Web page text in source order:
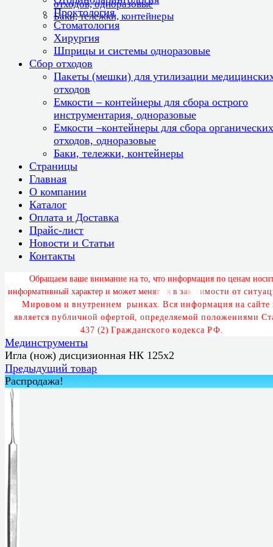
отходов, одноразовые
Баки, тележки, контейнеры
Проктология
Стоматология
Хирургия
Шприцы и системы одноразовые
Сбор отходов
Пакеты (мешки) для утилизации
отходов
Емкости – контейнеры для сбора острого
инструментария, одноразовые
Емкости –контейнеры для сбора органических
отходов, одноразовые
Баки, тележки, контейнеры
Страницы
Главная
О компании
Каталог
Оплата и Доставка
Прайс-лист
Новости и Статьи
Контакты
Обращаем ваше внимание на то, что информация по ценам носи
информативный характер и может менят ся в зав исимости от си туац
Мировом и внутреннем рынках. Вся информация на сайте
является публичной офертой, определяемой положениями Ст
437 (2) Гражданского кодекса РФ.
Мединструменты
Игла (нож) дисцизионная НК 125х2
Предыдущий товар
Распродажа!